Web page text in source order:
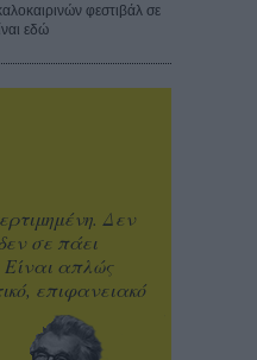
φεστιβάλ σε
εδώ
Δεν
σε πάει
Είναι απλώς
επιφανειακό